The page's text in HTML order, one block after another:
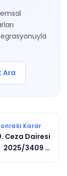
Ara
Karar
Ceza Dairesi
2025/3409 E.